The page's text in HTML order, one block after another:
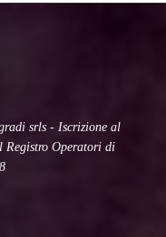
srls - Iscrizione al
Registro Operatori di